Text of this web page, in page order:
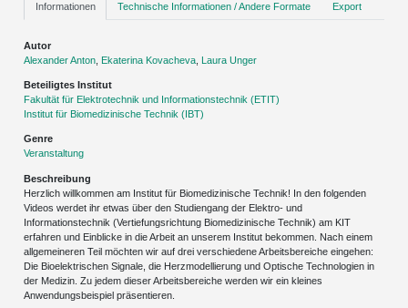
Informationen Technische Informationen / Andere Formate Export
Autor
Alexander Anton Ekaterina Kovacheva Laura Unger
Beteiligtes Institut
Fakultät für Elektrotechnik und Informationstechnik (ETIT)
Institut für Biomedizinische Technik (IBT)
Genre
Veranstaltung
Beschreibung
Herzlich willkommen am Institut für Biomedizinische Technik! In den folgenden
Videos werdet ihr etwas über den Studiengang der Elektro- und
Informationstechnik (Vertiefungsrichtung Biomedizinische Technik) am KIT
erfahren und Einblicke in die Arbeit an unserem Institut bekommen. Nach einem
allgemeineren Teil möchten wir auf drei verschiedene Arbeitsbereiche eingehen:
Die Bioelektrischen Signale, die Herzmodellierung und Optische Technologien in
der Medizin. Zu jedem dieser Arbeitsbereiche werden wir ein kleines
Anwendungsbeispiel präsentieren.